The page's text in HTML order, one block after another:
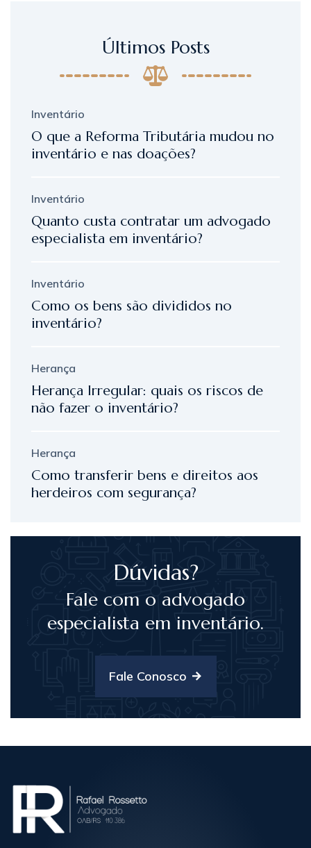
Últimos Posts
Inventário
O que a Reforma Tributária mudou no
inventário e nas doações?
Inventário
Quanto custa contratar um advogado
especialista em inventário?
Inventário
Como os bens são divididos no
inventário?
Herança
Herança Irregular: quais os riscos de
não fazer o inventário?
Herança
Como transferir bens e direitos aos
herdeiros com segurança?
Dúvidas?
Fale com o advogado
especialista em inventário.
Fale Conosco